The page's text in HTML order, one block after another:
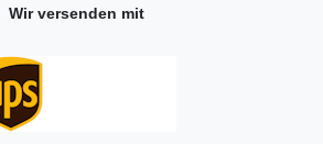
Wir versenden mit